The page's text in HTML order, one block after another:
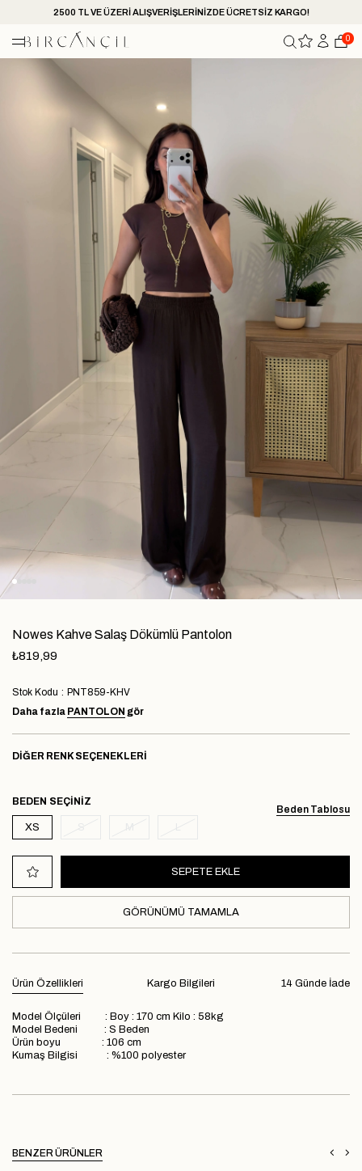
2500 TL VE ÜZERİ ALIŞVERİŞLERİNİZDE ÜCRETSİZ KARGO!
0
Nowes Kahve Salaş Dökümlü Pantolon
₺819,99
Stok Kodu
PNT859-KHV
Daha fazla PANTOLON gör
DIĞER RENK SEÇENEKLERI
Beden Tablosu
BEDEN
XS
GÖRÜNÜMÜ TAMAMLA
Ürün Özellikleri 14 Günde İade
Kargo Bilgileri
Model Ölçüleri : Boy : 170 cm Kilo : 58kg
Model Bedeni : S Beden
Ürün boyu : 106 cm
Kumaş Bilgisi : %100 polyester
BENZER ÜRÜNLER